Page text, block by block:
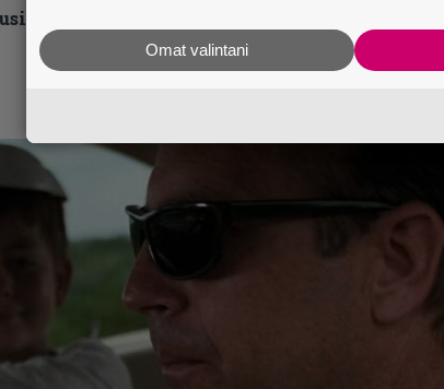
uutiset ja puheenaiheet suoraan
Omat valintani